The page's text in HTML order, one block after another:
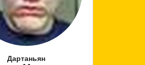
Дартаньян